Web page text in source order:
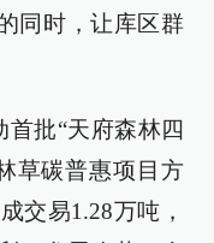
同时，让库区群
批“天府森林四
草碳普惠项目方
交易1.28万吨，